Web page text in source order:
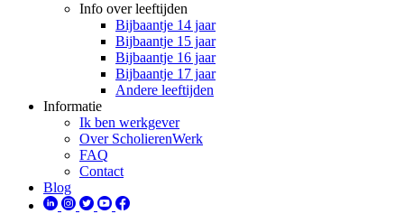
Info over leeftijden
Bijbaantje 14 jaar
Bijbaantje 15 jaar
Bijbaantje 16 jaar
Bijbaantje 17 jaar
Andere leeftijden
Informatie
Ik ben werkgever
Over ScholierenWerk
FAQ
Contact
Blog